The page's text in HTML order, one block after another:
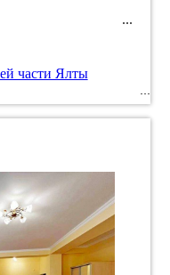
части Ялты